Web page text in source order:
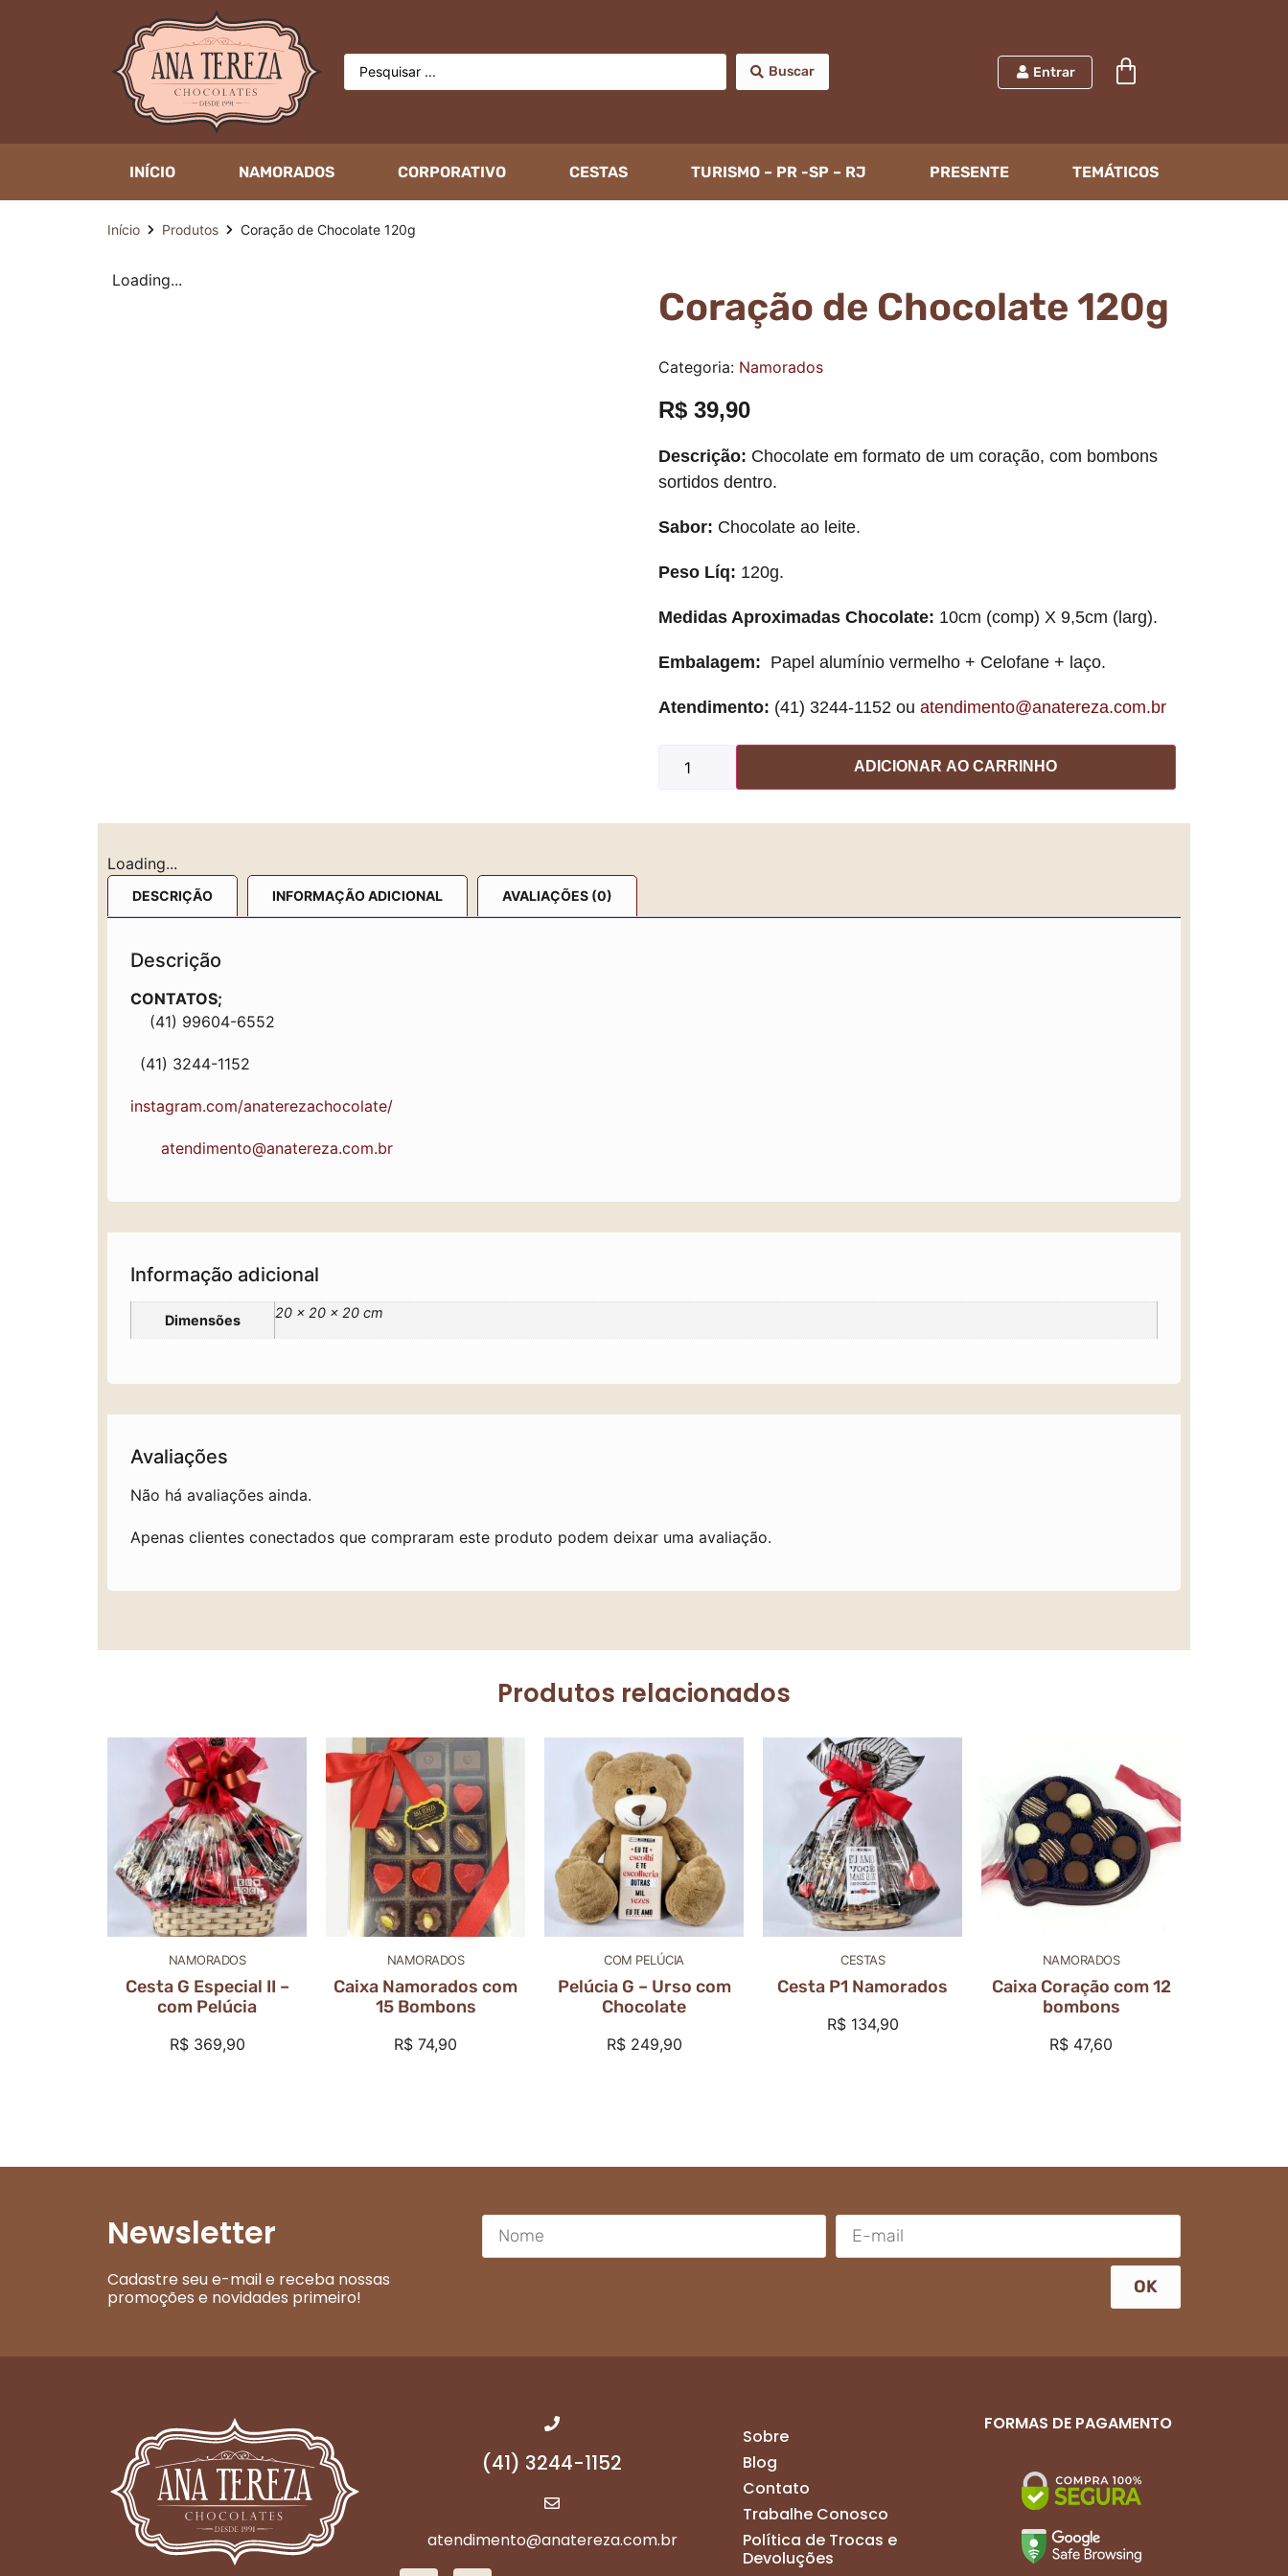
Buscar Entrar
INÍCIO NAMORADOS CORPORATIVO CESTAS TURISMO – PR -SP – RJ PRESENTE TEMÁTICOS
Início Produtos Coração de Chocolate 120g
Loading...
Coração de Chocolate 120g
Categoria: Namorados
R$ 39,90
Descrição: Chocolate em formato de um coração, com bombons
sortidos dentro.
Sabor: Chocolate ao leite.
Peso Líq: 120g.
Medidas Aproximadas Chocolate: 10cm (comp) X 9,5cm (larg).
Embalagem: Papel alumínio vermelho + Celofane + laço.
Atendimento: (41) 3244-1152 ou atendimento@anatereza.com.br
ADICIONAR AO CARRINHO
Loading...
DESCRIÇÃO INFORMAÇÃO ADICIONAL AVALIAÇÕES (0)
Descrição
CONTATOS;
(41) 99604-6552
(41) 3244-1152
instagram.com/anaterezachocolate/
atendimento@anatereza.com.br
Informação adicional
Dimensões 20 × 20 × 20 cm
Avaliações
Não há avaliações ainda.
Apenas clientes conectados que compraram este produto podem deixar uma avaliação.
Produtos relacionados
NAMORADOS
Cesta G Especial II –
com Pelúcia
R$369,90
NAMORADOS
Caixa Namorados com
15 Bombons
R$ 74,90
COM PELÚCIA
Pelúcia G – Urso com
Chocolate
R$249,90
CESTAS
Cesta P1 Namorados
R$134,90
NAMORADOS
Caixa Coração com 12
bombons
R$ 47,60
Newsletter
Cadastre seu e-mail e receba nossas
promoções e novidades primeiro!
OK
(41) 3244-1152
atendimento@anatereza.com.br
Sobre
Blog
Contato
Trabalhe Conosco
Política de Trocas e
Devoluções
FORMAS DE PAGAMENTO